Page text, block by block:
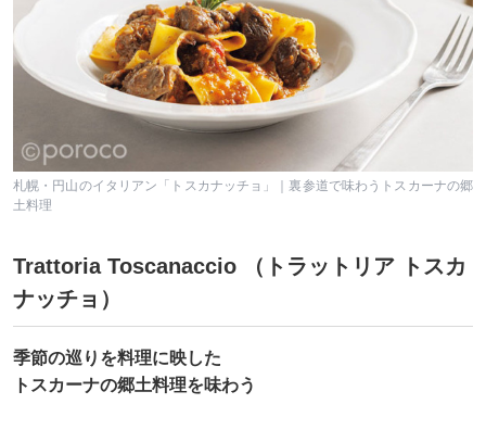
札幌・円山のイタリアン「トスカナッチョ」｜裏参道で味わうトスカーナの郷
土料理
Trattoria Toscanaccio （トラットリア トスカ
ナッチョ）
季節の巡りを料理に映した
トスカーナの郷土料理を味わう